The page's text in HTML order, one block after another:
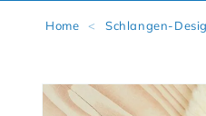
Home < Schlangen-